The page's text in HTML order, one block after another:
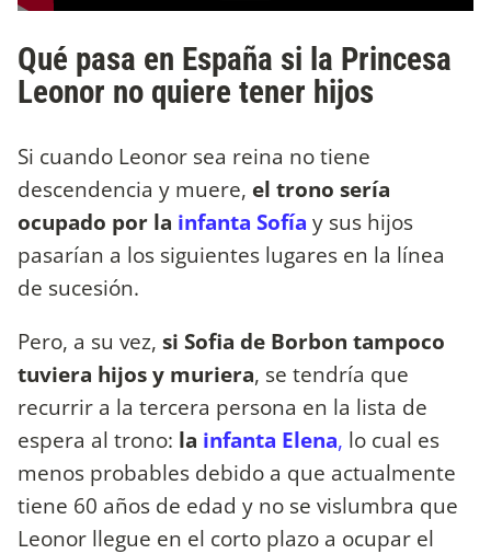
Qué pasa en España si la Princesa
Leonor no quiere tener hijos
Si cuando Leonor sea reina no tiene
descendencia y muere, el trono sería
ocupado por la infanta Sofía y sus hijos
pasarían a los siguientes lugares en la línea
de sucesión.
Pero, a su vez, si Sofia de Borbon tampoco
tuviera hijos y muriera, se tendría que
recurrir a la tercera persona en la lista de
espera al trono: la infanta Elena, lo cual es
menos probables debido a que actualmente
tiene 60 años de edad y no se vislumbra que
Leonor llegue en el corto plazo a ocupar el